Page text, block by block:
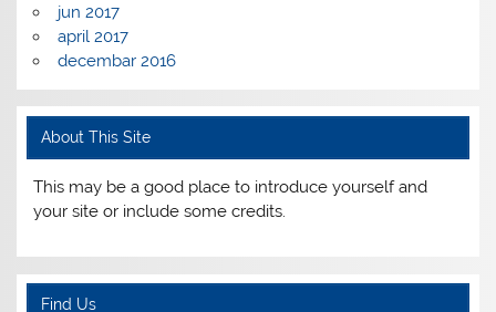
jun 2017
april 2017
decembar 2016
About This Site
This may be a good place to introduce yourself and
your site or include some credits.
Find Us